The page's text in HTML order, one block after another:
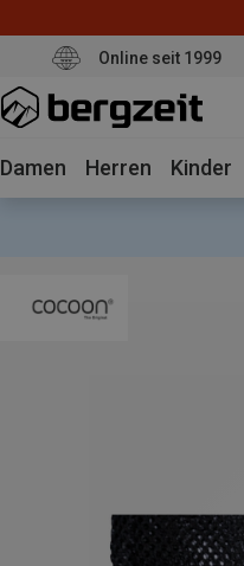
Online seit 1999
Damen Herren Kinder